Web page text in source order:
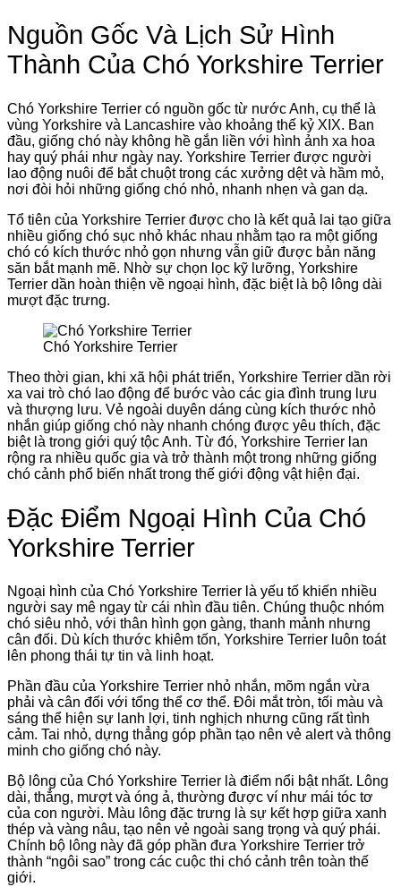
Nguồn Gốc Và Lịch Sử Hình
Thành Của Chó Yorkshire Terrier
Chó Yorkshire Terrier có nguồn gốc từ nước Anh, cụ thể là
vùng Yorkshire và Lancashire vào khoảng thế kỷ XIX. Ban
đầu, giống chó này không hề gắn liền với hình ảnh xa hoa
hay quý phái như ngày nay. Yorkshire Terrier được người
lao động nuôi để bắt chuột trong các xưởng dệt và hầm mỏ,
nơi đòi hỏi những giống chó nhỏ, nhanh nhẹn và gan dạ.
Tổ tiên của Yorkshire Terrier được cho là kết quả lai tạo giữa
nhiều giống chó sục nhỏ khác nhau nhằm tạo ra một giống
chó có kích thước nhỏ gọn nhưng vẫn giữ được bản năng
săn bắt mạnh mẽ. Nhờ sự chọn lọc kỹ lưỡng, Yorkshire
Terrier dần hoàn thiện về ngoại hình, đặc biệt là bộ lông dài
mượt đặc trưng.
Chó Yorkshire Terrier
Theo thời gian, khi xã hội phát triển, Yorkshire Terrier dần rời
xa vai trò chó lao động để bước vào các gia đình trung lưu
và thượng lưu. Vẻ ngoài duyên dáng cùng kích thước nhỏ
nhắn giúp giống chó này nhanh chóng được yêu thích, đặc
biệt là trong giới quý tộc Anh. Từ đó, Yorkshire Terrier lan
rộng ra nhiều quốc gia và trở thành một trong những giống
chó cảnh phổ biến nhất trong thế giới động vật hiện đại.
Đặc Điểm Ngoại Hình Của Chó
Yorkshire Terrier
Ngoại hình của Chó Yorkshire Terrier là yếu tố khiến nhiều
người say mê ngay từ cái nhìn đầu tiên. Chúng thuộc nhóm
chó siêu nhỏ, với thân hình gọn gàng, thanh mảnh nhưng
cân đối. Dù kích thước khiêm tốn, Yorkshire Terrier luôn toát
lên phong thái tự tin và linh hoạt.
Phần đầu của Yorkshire Terrier nhỏ nhắn, mõm ngắn vừa
phải và cân đối với tổng thể cơ thể. Đôi mắt tròn, tối màu và
sáng thể hiện sự lanh lợi, tinh nghịch nhưng cũng rất tình
cảm. Tai nhỏ, dựng thẳng góp phần tạo nên vẻ alert và thông
minh cho giống chó này.
Bộ lông của Chó Yorkshire Terrier là điểm nổi bật nhất. Lông
dài, thẳng, mượt và óng ả, thường được ví như mái tóc tơ
của con người. Màu lông đặc trưng là sự kết hợp giữa xanh
thép và vàng nâu, tạo nên vẻ ngoài sang trọng và quý phái.
Chính bộ lông này đã góp phần đưa Yorkshire Terrier trở
thành “ngôi sao” trong các cuộc thi chó cảnh trên toàn thế
giới.